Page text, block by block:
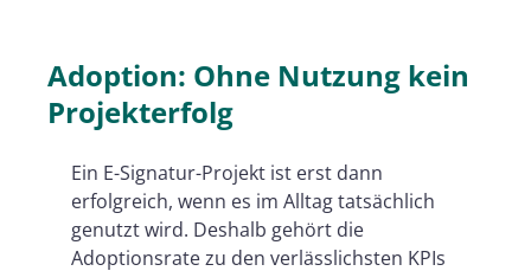
Adoption: Ohne Nutzung kein
Projekterfolg
Ein E-Signatur-Projekt ist erst dann
erfolgreich, wenn es im Alltag tatsächlich
genutzt wird. Deshalb gehört die
Adoptionsrate zu den verlässlichsten KPIs